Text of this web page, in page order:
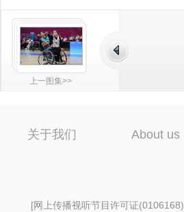
上一图集>>
关于我们 About us
[网上传播视听节目许可证(0106168)